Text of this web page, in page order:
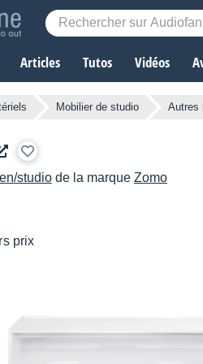
Articles Tutos Vidéos
Mobilier de studio Autres
studio de la marque Zomo
prix